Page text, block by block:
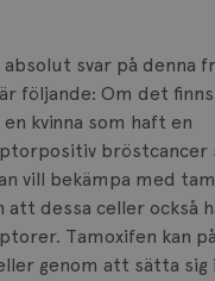
absolut svar på denna
följande: Om det
kvinna som haft en
bröstcancer
vill bekämpa med
att dessa celler också
Tamoxifen kan
genom att sätta sig